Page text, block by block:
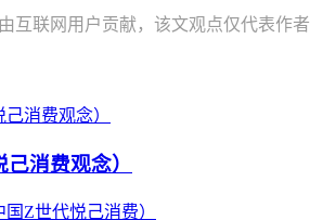
互联网用户贡献，该文观点仅代表作
消费观念）